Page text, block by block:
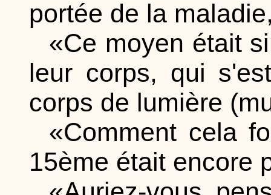
portée de la
«Ce moyen était
leur corps, qui
corps de lumière
«Comment cela
15ème était encore